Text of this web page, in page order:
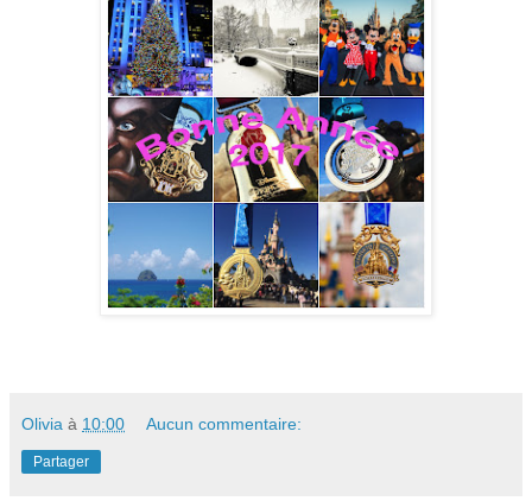
Olivia à 10:00 Aucun commentaire:
Partager